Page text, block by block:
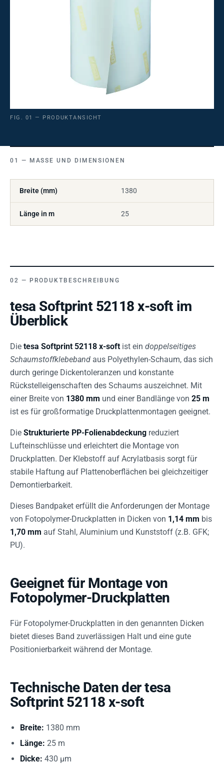
FIG. 01 — PRODUKTANSICHT
MASSE UND DIMENSIONEN
Breite (mm) 1380
Länge in m 25
PRODUKTBESCHREIBUNG
tesa Softprint 52118 x-soft im
Überblick
Die tesa Softprint 52118 x-soft ist ein doppelseitiges
Schaumstoffklebeband aus Polyethylen-Schaum, das sich
durch geringe Dickentoleranzen und konstante
Rückstelleigenschaften des Schaums auszeichnet. Mit
einer Breite von 1380 mm und einer Bandlänge von 25 m
ist es für großformatige Druckplattenmontagen geeignet.
Die Strukturierte PP-Folienabdeckung reduziert
Lufteinschlüsse und erleichtert die Montage von
Druckplatten. Der Klebstoff auf Acrylatbasis sorgt für
stabile Haftung auf Plattenoberflächen bei gleichzeitiger
Demontierbarkeit.
Dieses Bandpaket erfüllt die Anforderungen der Montage
von Fotopolymer-Druckplatten in Dicken von 1,14 mm bis
1,70 mm auf Stahl, Aluminium und Kunststoff (z.B. GFK;
PU).
Geeignet für Montage von
Fotopolymer-Druckplatten
Für Fotopolymer-Druckplatten in den genannten Dicken
bietet dieses Band zuverlässigen Halt und eine gute
Positionierbarkeit während der Montage.
Technische Daten der tesa
Softprint 52118 x-soft
Breite: 1380 mm
Länge: 25 m
Dicke: 430 µm